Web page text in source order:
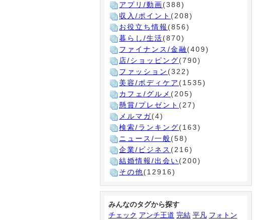
アプリ/動画(388)
収入/ポイント (208)
お役立ち情報 (856)
暮らし/生活(870)
ファイナンス/金融 (409)
店/ショッピング(790)
ファッション (322)
美容/ボディケア (1535)
カフェ/グルメ (205)
懸賞/プレゼント (27)
メルマガ(4)
検索/ランキング(163)
ニュース/一般(58)
企業/ビジネス (216)
結婚情報/出会い(200)
その他(12916)
みんなのタグから探す
チェック アンチ王道 完結 平凡 フォトン